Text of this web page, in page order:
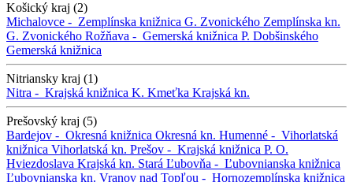
Košický kraj (2)
Michalovce - Zemplínska knižnica G. Zvonického Zemplínska kn.
G. Zvonického Rožňava - Gemerská knižnica P. Dobšinského
Gemerská knižnica
Nitriansky kraj (1)
Nitra - Krajská knižnica K. Kmeťka Krajská kn.
Prešovský kraj (5)
Bardejov - Okresná knižnica Okresná kn. Humenné - Vihorlatská
knižnica Vihorlatská kn. Prešov - Krajská knižnica P. O.
Hviezdoslava Krajská kn. Stará Ľubovňa - Ľubovnianska knižnica
Ľubovnianska kn. Vranov nad Topľou - Hornozemplínska knižnica